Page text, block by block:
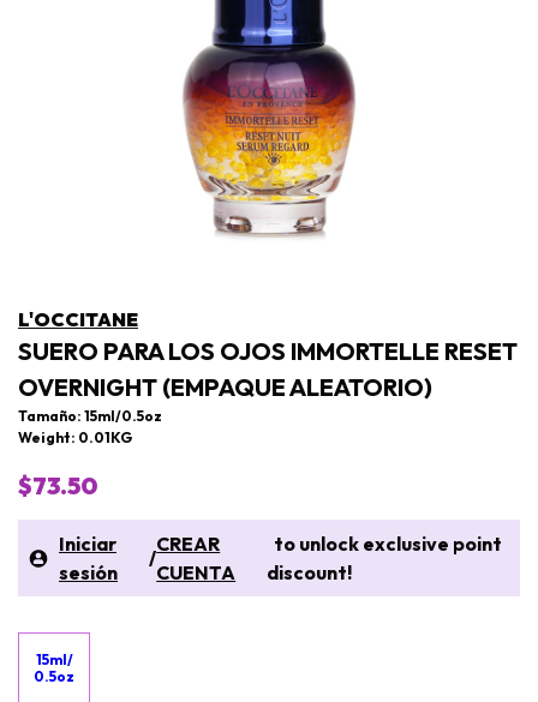
L'OCCITANE
SUERO PARA LOS OJOS IMMORTELLE RESET
OVERNIGHT (EMPAQUE ALEATORIO)
Tamaño: 15ml/0.5oz
Weight: 0.01KG
$73.50
Iniciar
sesión
/
CREAR
CUENTA
to unlock exclusive point
discount!
15ml/
0.5oz